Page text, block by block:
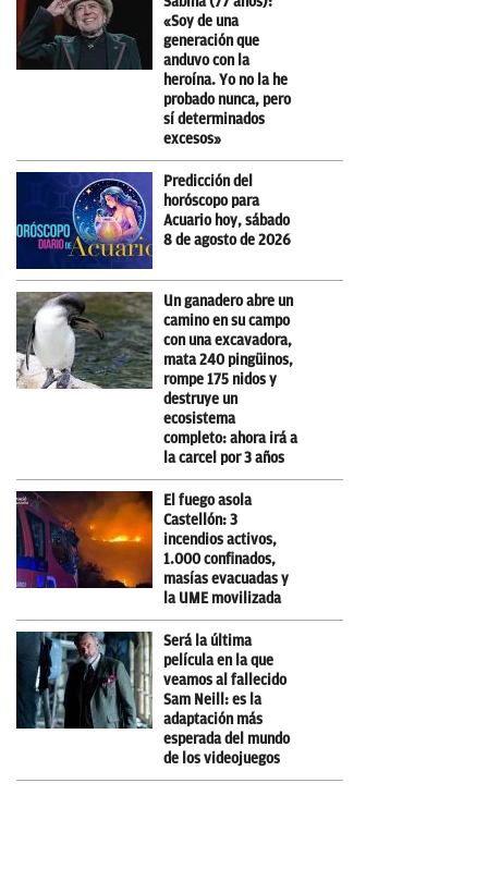
«Soy de una
generación que
anduvo con la
heroína. Yo no la he
probado nunca, pero
sí determinados
excesos»
Predicción del
horóscopo para
Acuario hoy, sábado
8 de agosto de 2026
Un ganadero abre un
camino en su campo
con una excavadora,
mata 240 pingüinos,
rompe 175 nidos y
destruye un
ecosistema
completo: ahora irá a
la carcel por 3 años
El fuego asola
Castellón: 3
incendios activos,
1.000 confinados,
masías evacuadas y
la UME movilizada
Será la última
película en la que
veamos al fallecido
Sam Neill: es la
adaptación más
esperada del mundo
de los videojuegos